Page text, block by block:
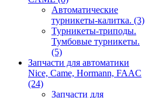
Автоматические
турникеты-калитка. (3)
Турникеты-триподы.
Тумбовые турникеты.
(5)
Запчасти для автоматики
Nice, Came, Hormann, FAAC
(24)
Запчасти для